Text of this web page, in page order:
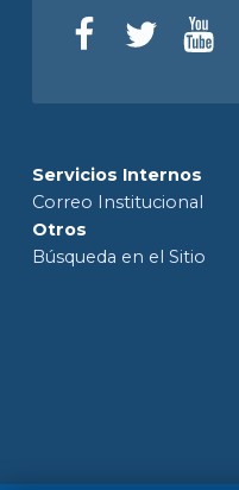
Servicios Internos
Correo Institucional
Otros
Búsqueda en el Sitio